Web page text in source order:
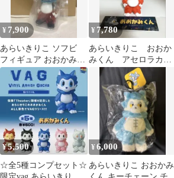
¥ 7,900
あらいきりこ ソフビ
フィギュア おおかみく
ん 夜明け
¥ 7,780
あらいきりこ おおか
みくん アセロラカラ
ー ソフビ
¥5,500
☆全5種コンプセット☆
¥6,000
あらいきりこ おおかみ